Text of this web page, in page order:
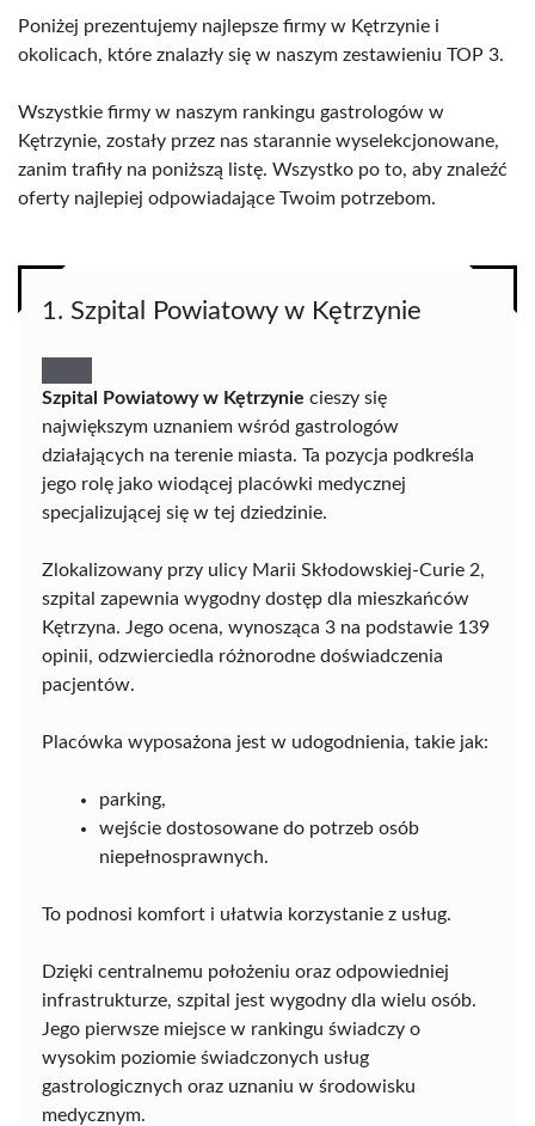
Poniżej prezentujemy najlepsze firmy w Kętrzynie i
okolicach, które znalazły się w naszym zestawieniu TOP 3.
Wszystkie firmy w naszym rankingu gastrologów w
Kętrzynie, zostały przez nas starannie wyselekcjonowane,
zanim trafiły na poniższą listę. Wszystko po to, aby znaleźć
oferty najlepiej odpowiadające Twoim potrzebom.
1. Szpital Powiatowy w Kętrzynie
Szpital Powiatowy w Kętrzynie cieszy się
największym uznaniem wśród gastrologów
działających na terenie miasta. Ta pozycja podkreśla
jego rolę jako wiodącej placówki medycznej
specjalizującej się w tej dziedzinie.
Zlokalizowany przy ulicy Marii Skłodowskiej-Curie 2,
szpital zapewnia wygodny dostęp dla mieszkańców
Kętrzyna. Jego ocena, wynosząca 3 na podstawie 139
opinii, odzwierciedla różnorodne doświadczenia
pacjentów.
Placówka wyposażona jest w udogodnienia, takie jak:
parking,
wejście dostosowane do potrzeb osób
niepełnosprawnych.
To podnosi komfort i ułatwia korzystanie z usług.
Dzięki centralnemu położeniu oraz odpowiedniej
infrastrukturze, szpital jest wygodny dla wielu osób.
Jego pierwsze miejsce w rankingu świadczy o
wysokim poziomie świadczonych usług
gastrologicznych oraz uznaniu w środowisku
medycznym.